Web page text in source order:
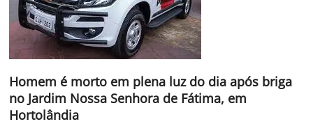
Homem é morto em plena luz do dia após briga
no Jardim Nossa Senhora de Fátima, em
Hortolândia